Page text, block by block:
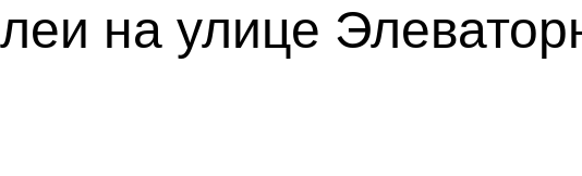
на улице